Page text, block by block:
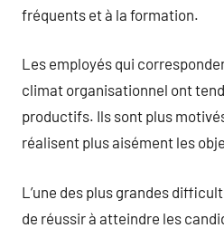
fréquents et à la formation.
Les employés qui
climat organisationnel ont
productifs. Ils sont plus
réalisent plus aisément les
L’une des plus grandes
de réussir à atteindre les